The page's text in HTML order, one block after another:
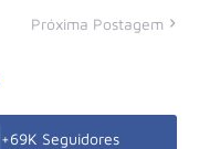
Próxima Postagem
+69K Seguidores